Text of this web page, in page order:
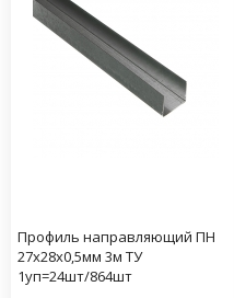
Профиль направляющий ПН
27х28х0,5мм 3м ТУ
1уп=24шт/864шт